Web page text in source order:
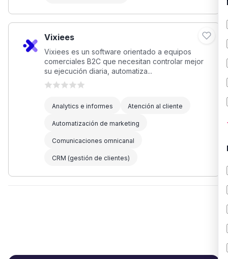
Vixiees
Vixiees es un software orientado a equipos
comerciales B2C que necesitan controlar mejor
su ejecución diaria, automatiza...
Analytics e informes Atención al cliente
Automatización de marketing
Comunicaciones omnicanal
CRM (gestión de clientes)